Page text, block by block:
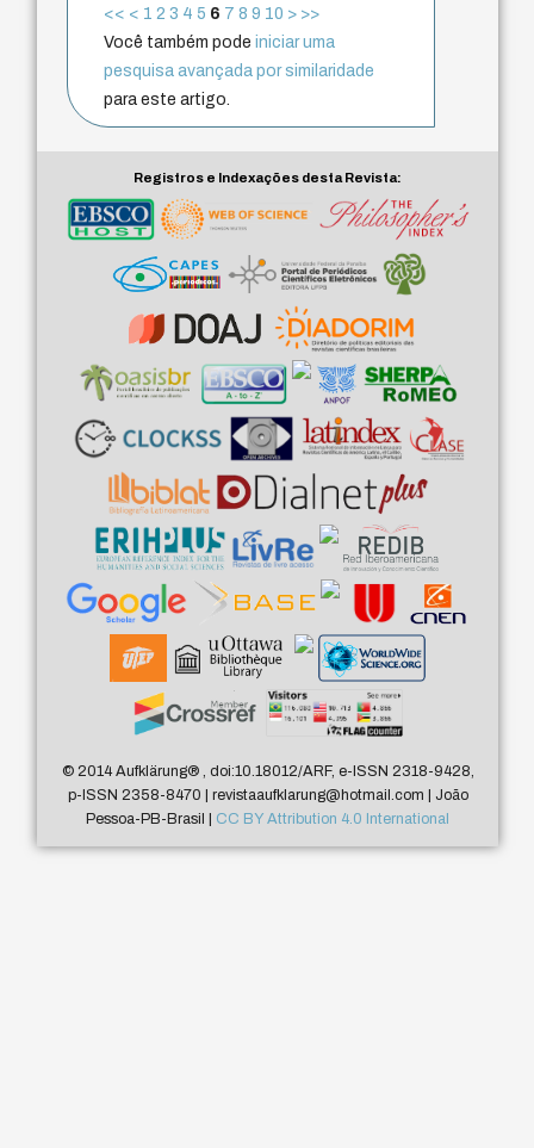
<< < 1 2 3 4 5 6 7 8 9 10 > >>
Você também podeiniciar uma
pesquisa avançada por similaridade
para este artigo.
Registros e Indexações desta Revista:
© 2014 Aufklärung®, doi:10.18012/ARF, e-ISSN 2318-9428,
p-ISSN 2358-8470 | revistaaufklarung@hotmail.com | João
Pessoa-PB-Brasil | CC BY Attribution 4.0 International